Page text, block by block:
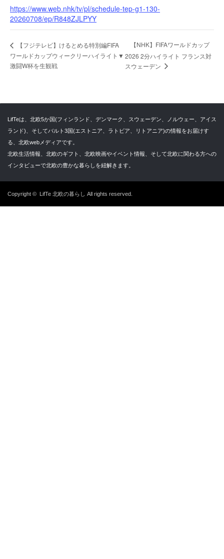
https://www.web.nhk/tv/pl/schedule-tep-g1-130-
20260708/ep/R848ZJLPYY
【フジテレビ】けるとめる特別編FIFA
ワールドカップウィークリーハイライト▼
激闘W杯を生観戦
【NHK】FIFAワールドカップ
2026 2分ハイライト フランス対
スウェーデン
LifTeは、北欧5か国(フィンランド、デンマーク、スウェーデン、ノルウェー、アイス
ランド)、そしてバルト3国(エストニア、ラトビア、リトアニア)の情報をお届けす
る、北欧webメディアです。
北欧生活情報、北欧のギフト、北欧映画やイベント情報、そして北欧に関わる方への
インタビューで北欧の豊かな暮らしを紐解きます。
Copyright © LifTe 北欧の暮らし All rights reserved.